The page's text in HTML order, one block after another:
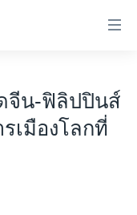
จีน-ฟิลิปปินส์
เมืองโลกที่